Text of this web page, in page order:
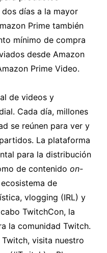
días a la mayor
Prime también
mínimo de compra
desde Amazon
Prime Video.
de videos y
Cada día, millones
se reúnen para ver y
La plataforma
para la distribución
de contenido on-
de
vlogging (IRL) y
TwitchCon, la
la comunidad Twitch.
visita nuestro